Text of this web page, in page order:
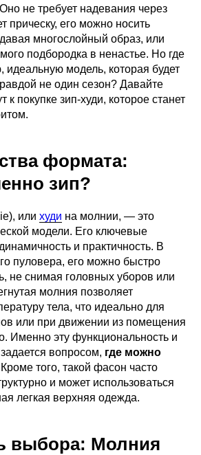
не требует надевания через
прическу, его можно носить
многослойный образ, или
подбородка в ненастье. Но где
идеальную модель, которая будет
не один сезон? Давайте
покупке зип-худи, которое станет
формата:
зип?
или худи на молнии, — это
модели. Его ключевые
и практичность. В
пуловера, его можно быстро
не снимая головных уборов или
молния позволяет
тела, что идеально для
или при движении из помещения
Именно эту функциональность и
вопросом, где можно
того, такой фасон часто
и может использоваться
легкая верхняя одежда.
выбора: Молния